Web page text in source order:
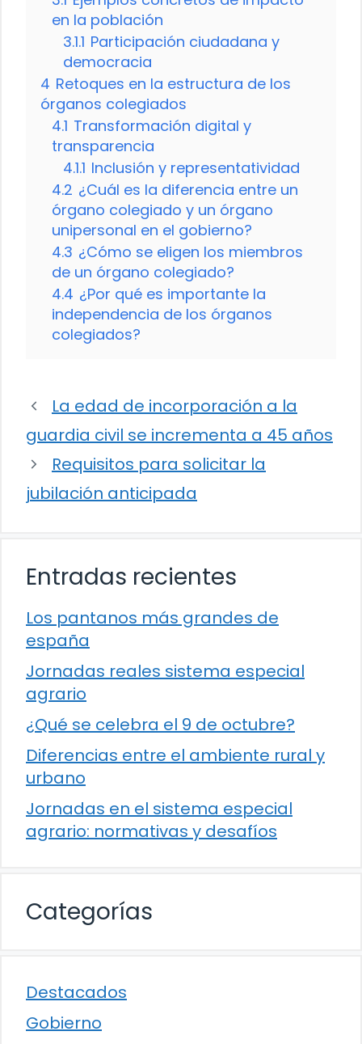
en la población
3.1.1 Participación ciudadana y
democracia
4 Retoques en la estructura de los
órganos colegiados
4.1 Transformación digital y
transparencia
4.1.1 Inclusión y representatividad
4.2 ¿Cuál es la diferencia entre un
órgano colegiado y un órgano
unipersonal en el gobierno?
4.3 ¿Cómo se eligen los miembros
de un órgano colegiado?
4.4 ¿Por qué es importante la
independencia de los órganos
colegiados?
La edad de incorporación a la
guardia civil se incrementa a 45 años
Requisitos para solicitar la
jubilación anticipada
Entradas recientes
Los pantanos más grandes de
españa
Jornadas reales sistema especial
agrario
¿Qué se celebra el 9 de octubre?
Diferencias entre el ambiente rural y
urbano
Jornadas en el sistema especial
agrario: normativas y desafíos
Categorías
Destacados
Gobierno